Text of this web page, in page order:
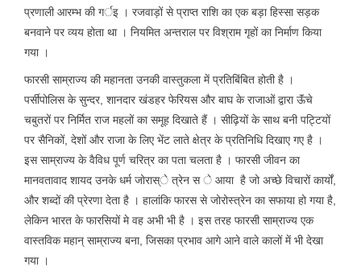
प्रणाली आरम्भ की गर्इ । रजवाड़ों से प्राप्त राशि का एक बड़ा हिस्सा सड़क
बनवाने पर व्यय होता था । नियमित अन्तराल पर विश्राम गृहों का निर्माण किया
गया ।
फारसी साम्राज्य की महानता उनकी वास्तुकला में प्रतिबिंबित होती है ।
पर्सीपोलिस के सुन्दर, शानदार खंडहर फेरियस और बाघ के राजाओं द्वारा ऊॅंचे
चबुतरों पर निर्मित राज महलों का समूह दिखाते हैं । सीढ़ियों के साथ बनी पट्टियों
पर सैनिकों, देशों और राजा के लिए भेंट लाते क्षेत्र के प्रतिनिधि दिखाए गए है ।
इस साम्राज्य के वैविध पूर्ण चरित्र का पता चलता है । फारसी जीवन का
मानवतावाद शायद उनके धर्म जोरास्े त्रेन स े आया है जो अच्छे विचारों कार्यों,
और शब्दों की प्रेरणा देता है । हालांकि फारस से जोरोस्त्रेन का सफाया हो गया है,
लेकिन भारत के फारसियों मे वह अभी भी है । इस तरह फारसी साम्राज्य एक
वास्तविक महान् साम्राज्य बना, जिसका प्रभाव आगे आने वाले कालों में भी देखा
गया ।